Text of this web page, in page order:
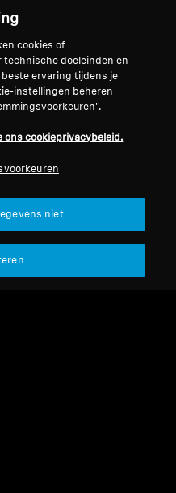
cookies of
technische doeleinden en
beste ervaring tijdens je
instellingen beheren
ons cookieprivacybeleid.
niet